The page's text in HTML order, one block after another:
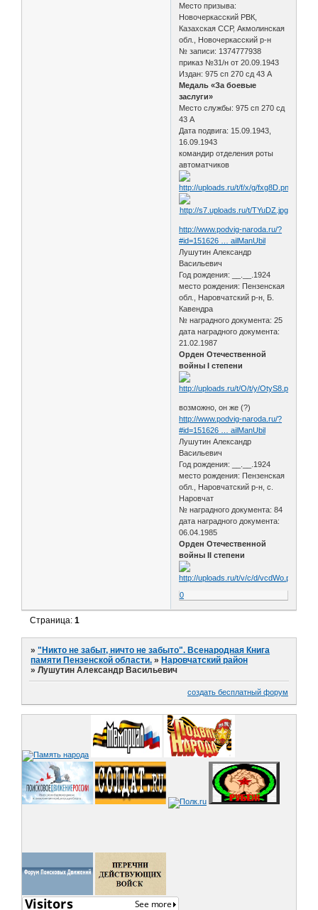
Место призыва:
Новочеркасский РВК,
Казахская ССР, Акмолинская
обл., Новочеркасский р-н
№ записи: 1374777938
приказ №31/н от 20.09.1943
Издан: 975 сп 270 сд 43 А
Медаль «За боевые
заслуги»
Место службы: 975 сп 270 сд
43 А
Дата подвига: 15.09.1943,
16.09.1943
командир отделения роты
автоматчиков
http://www.podvig-naroda.ru/?
#id=151626 … ailManUbil
Лушутин Александр
Васильевич
Год рождения: __.__.1924
место рождения: Пензенская
обл., Наровчатский р-н, Б.
Кавендра
№ наградного документа: 25
дата наградного документа:
21.02.1987
Орден Отечественной
войны I степени
возможно, он же (?)
http://www.podvig-naroda.ru/?
#id=151626 … ailManUbil
Лушутин Александр
Васильевич
Год рождения: __.__.1924
место рождения: Пензенская
обл., Наровчатский р-н, с.
Наровчат
№ наградного документа: 84
дата наградного документа:
06.04.1985
Орден Отечественной
войны II степени
0
Страница:1
»"Никто не забыт, ничто не забыто". Всенародная Книга
памяти Пензенской области. » Наровчатский район
»Лушутин Александр Васильевич
создать бесплатный форум